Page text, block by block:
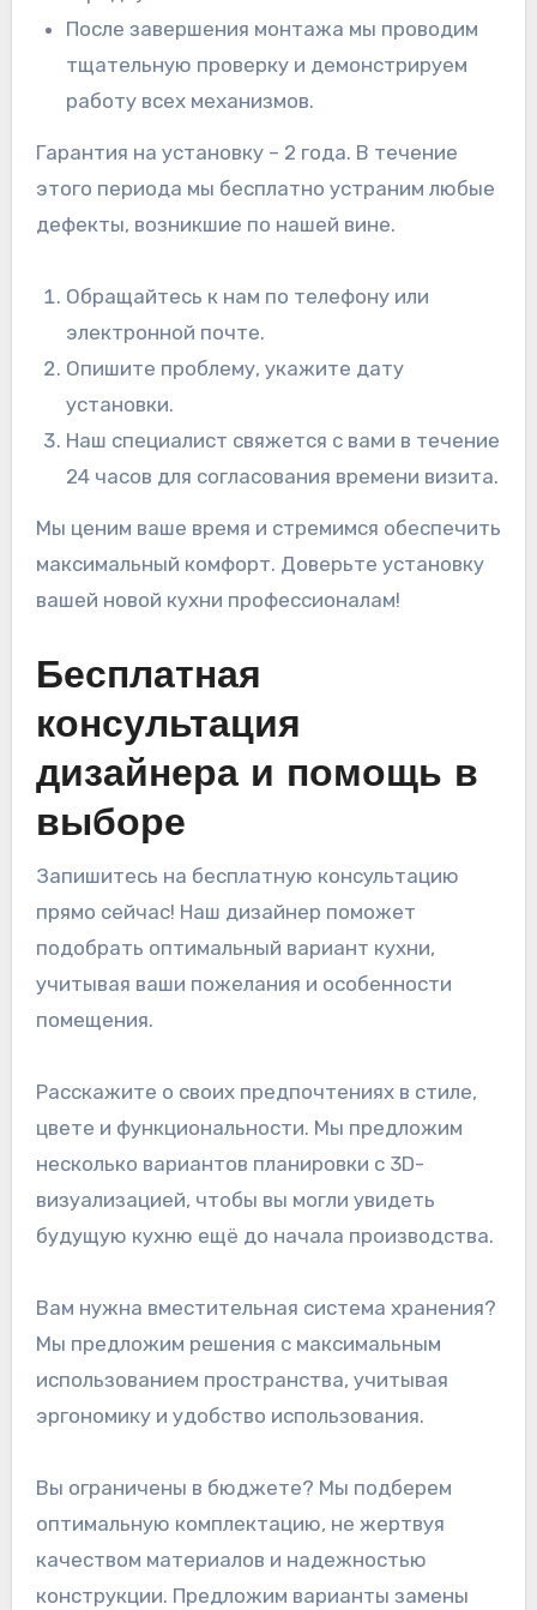
После завершения монтажа мы проводим
тщательную проверку и демонстрируем
работу всех механизмов.
Гарантия на установку – 2 года. В течение
этого периода мы бесплатно устраним любые
дефекты, возникшие по нашей вине.
Обращайтесь к нам по телефону или
электронной почте.
Опишите проблему, укажите дату
установки.
Наш специалист свяжется с вами в течение
24 часов для согласования времени визита.
Мы ценим ваше время и стремимся обеспечить
максимальный комфорт. Доверьте установку
вашей новой кухни профессионалам!
Бесплатная
консультация
дизайнера и помощь в
выборе
Запишитесь на бесплатную консультацию
прямо сейчас! Наш дизайнер поможет
подобрать оптимальный вариант кухни,
учитывая ваши пожелания и особенности
помещения.
Расскажите о своих предпочтениях в стиле,
цвете и функциональности. Мы предложим
несколько вариантов планировки с 3D-
визуализацией, чтобы вы могли увидеть
будущую кухню ещё до начала производства.
Вам нужна вместительная система хранения?
Мы предложим решения с максимальным
использованием пространства, учитывая
эргономику и удобство использования.
Вы ограничены в бюджете? Мы подберем
оптимальную комплектацию, не жертвуя
качеством материалов и надежностью
конструкции. Предложим варианты замены